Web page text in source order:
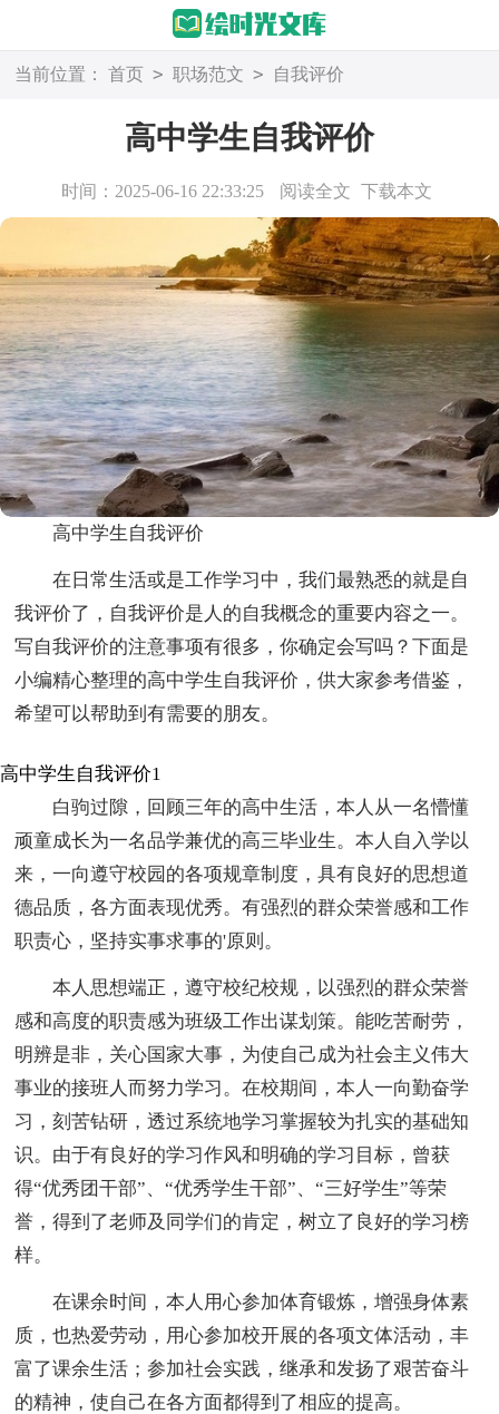
当前位置： 首页 > 职场范文 > 自我评价
高中学生自我评价
时间：2025-06-16 22:33:25 阅读全文 下载本文
高中学生自我评价
在日常生活或是工作学习中，我们最熟悉的就是自
我评价了，自我评价是人的自我概念的重要内容之一。
写自我评价的注意事项有很多，你确定会写吗？下面是
小编精心整理的高中学生自我评价，供大家参考借鉴，
希望可以帮助到有需要的朋友。
高中学生自我评价1
白驹过隙，回顾三年的高中生活，本人从一名懵懂
顽童成长为一名品学兼优的高三毕业生。本人自入学以
来，一向遵守校园的各项规章制度，具有良好的思想道
德品质，各方面表现优秀。有强烈的群众荣誉感和工作
职责心，坚持实事求事的'原则。
本人思想端正，遵守校纪校规，以强烈的群众荣誉
感和高度的职责感为班级工作出谋划策。能吃苦耐劳，
明辨是非，关心国家大事，为使自己成为社会主义伟大
事业的接班人而努力学习。在校期间，本人一向勤奋学
习，刻苦钻研，透过系统地学习掌握较为扎实的基础知
识。由于有良好的学习作风和明确的学习目标，曾获
得“优秀团干部”、“优秀学生干部”、“三好学生”等荣
誉，得到了老师及同学们的肯定，树立了良好的学习榜
样。
在课余时间，本人用心参加体育锻炼，增强身体素
质，也热爱劳动，用心参加校开展的各项文体活动，丰
富了课余生活；参加社会实践，继承和发扬了艰苦奋斗
的精神，使自己在各方面都得到了相应的提高。